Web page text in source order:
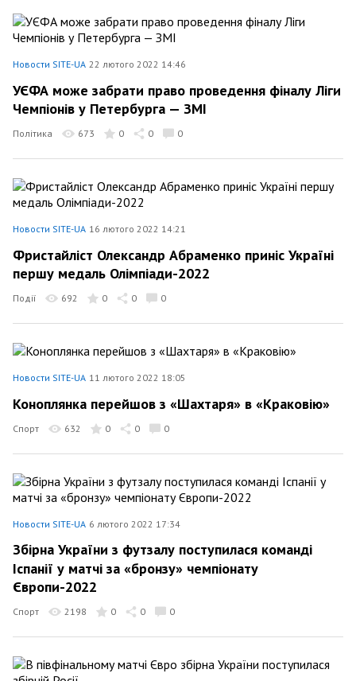
Новости SITE-UA 22 лютого 2022 14:46
УЄФА може забрати право проведення фіналу Ліги
Чемпіонів у Петербурга — ЗМІ
Політика 673 0 0 0
Новости SITE-UA 16 лютого 2022 14:21
Фристайліст Олександр Абраменко приніс Україні
першу медаль Олімпіади-2022
Події 692 0 0 0
Новости SITE-UA 11 лютого 2022 18:05
Коноплянка перейшов з «Шахтаря» в «Краковію»
Спорт 632 0 0 0
Новости SITE-UA 6 лютого 2022 17:34
Збірна України з футзалу поступилася команді
Іспанії у матчі за «бронзу» чемпіонату
Європи-2022
Спорт 2198 0 0 0